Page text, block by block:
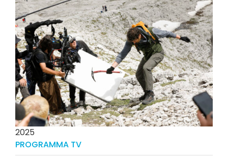
2025
PROGRAMMA TV